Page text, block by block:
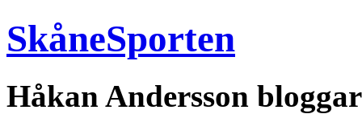
SkåneSporten
Håkan Andersson